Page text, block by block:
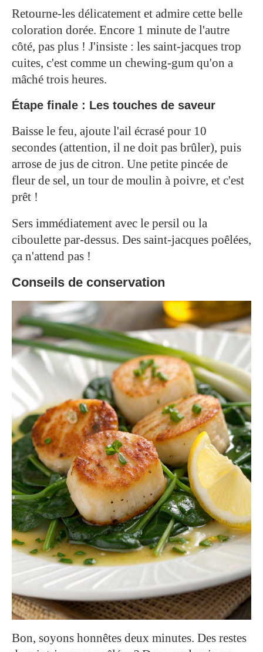
Retourne-les délicatement et admire cette belle
coloration dorée. Encore 1 minute de l'autre
côté, pas plus ! J'insiste : les saint-jacques trop
cuites, c'est comme un chewing-gum qu'on a
mâché trois heures.
Étape finale : Les touches de saveur
Baisse le feu, ajoute l'ail écrasé pour 10
secondes (attention, il ne doit pas brûler), puis
arrose de jus de citron. Une petite pincée de
fleur de sel, un tour de moulin à poivre, et c'est
prêt !
Sers immédiatement avec le persil ou la
ciboulette par-dessus. Des saint-jacques poêlées,
ça n'attend pas !
Conseils de conservation
Bon, soyons honnêtes deux minutes. Des restes